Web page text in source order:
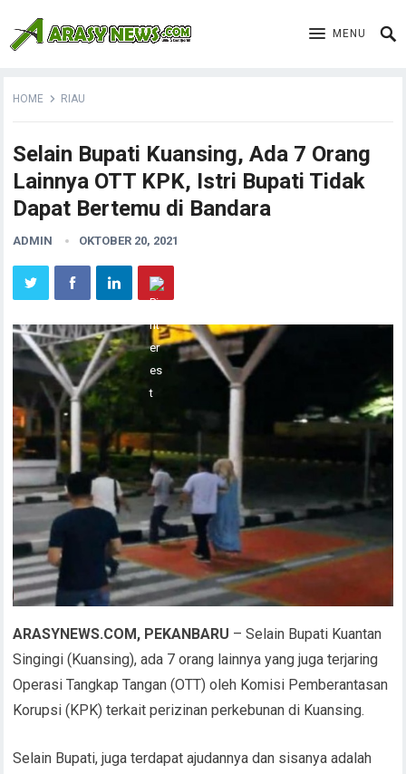
MENU
HOME RIAU
Selain Bupati Kuansing, Ada 7 Orang
Lainnya OTT KPK, Istri Bupati Tidak
Dapat Bertemu di Bandara
ADMIN OKTOBER 20, 2021
ARASYNEWS.COM, PEKANBARU – Selain Bupati Kuantan
Singingi (Kuansing), ada 7 orang lainnya yang juga terjaring
Operasi Tangkap Tangan (OTT) oleh Komisi Pemberantasan
Korupsi (KPK) terkait perizinan perkebunan di Kuansing.
Selain Bupati, juga terdapat ajudannya dan sisanya adalah